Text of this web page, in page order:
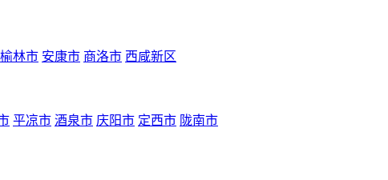
榆林市 安康市 商洛市 西咸新区
平凉市 酒泉市 庆阳市 定西市 陇南市